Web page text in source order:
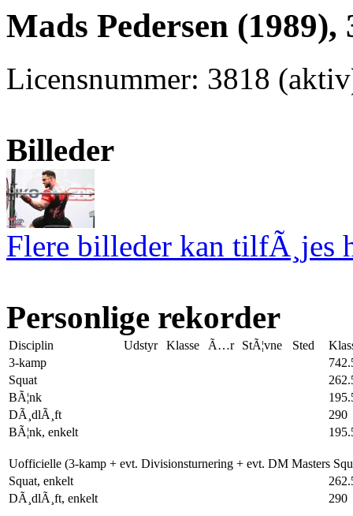
Mads Pedersen (1989),
Licensnummer: 3818
Billeder
Flere billeder kan tilfÃ¸jes
Personlige rekorder
Disciplin Udstyr Klasse Ã…r StÃ¦vne Sted
3-kamp
Squat
BÃ¦nk
DÃ¸dlÃ¸ft
290
BÃ¦nk, enkelt
Uofficielle (3-kamp + evt. Divisionsturnering + evt. DM Masters
Squat, enkelt
DÃ¸dlÃ¸ft, enkelt
290